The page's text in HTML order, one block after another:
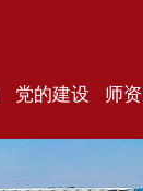
党的建设 师